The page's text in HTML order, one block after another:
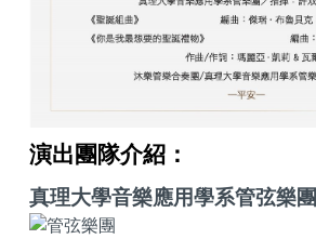
演出團隊介紹：
真理大學音樂應用學系管弦樂團